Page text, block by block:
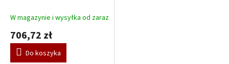
W magazynie i wysyłka od zaraz
706,72 zł
Do koszyka